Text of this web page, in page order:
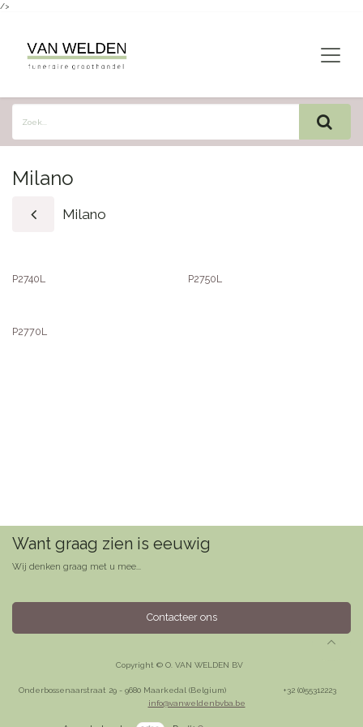
/>
Milano
Milano
P2740L P2750L
P2770L
Want graag zien is eeuwig
Wij denken graag met u mee...
Contacteer ons
Copyright © O. VAN WELDEN BV
Onderbossenaarstraat 29 - 9680 Maarkedal (Belgium)
​+32 (0)55312223
info@vanweldenbvba.be